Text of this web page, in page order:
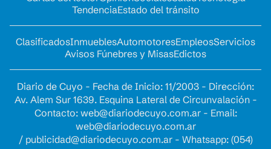
TendenciaEstado del tránsito
ClasificadosInmueblesAutomotoresEmpleosServicios
Avisos Fúnebres y MisasEdictos
Diario de Cuyo - Fecha de Inicio: 11/2003 - Dirección:
Av. Alem Sur 1639. Esquina Lateral de Circunvalación -
Contacto: web@diariodecuyo.com.ar- Email:
web@diariodecuyo.com.ar
/ publicidad@diariodecuyo.com.ar- Whatsapp: (054)